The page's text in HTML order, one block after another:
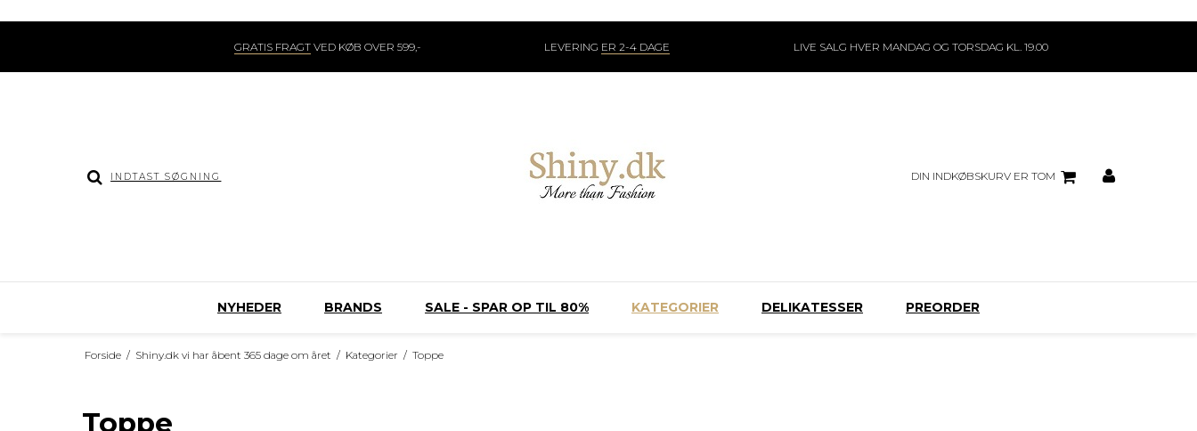
GRATIS FRAGTVED KØB OVER 599,- LEVERING ER 2-4 DAGE LIVE SALG HVER MANDAG OG TORSDAG KL. 19.00
DIN INDKØBSKURV ER TOM
NYHEDER BRANDS SALE - SPAR OP TIL 80% KATEGORIER DELIKATESSER PREORDER
Forside / Shiny.dk vi har åbent 365 dage om året / Kategorier / Toppe
Toppe